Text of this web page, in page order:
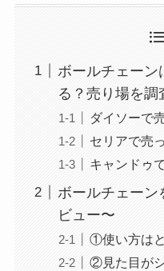
ボールチェーン
る？売り場を調
ダイソーで
セリアで売
キャンドゥ
ボールチェーン
ビュー〜
①使い方は
②見た目が